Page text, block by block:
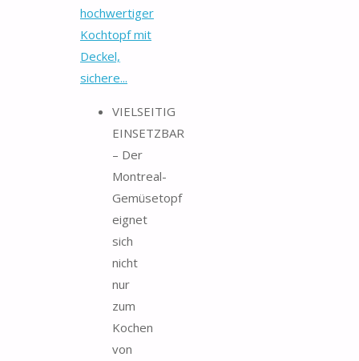
hochwertiger
Kochtopf mit
Deckel,
sichere...
VIELSEITIG
EINSETZBAR
– Der
Montreal-
Gemüsetopf
eignet
sich
nicht
nur
zum
Kochen
von